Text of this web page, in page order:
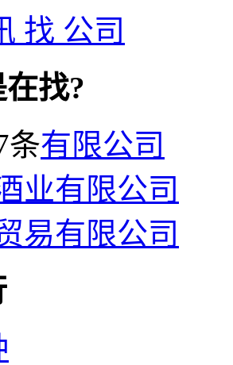
找 公司
找?
条有限公司
业有限公司
易有限公司